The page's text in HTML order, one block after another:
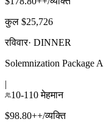
कुल $25,726
रविवार· DINNER
Solemnization Package A
|
10-110 मेहमान
$98.80++/व्यक्ति